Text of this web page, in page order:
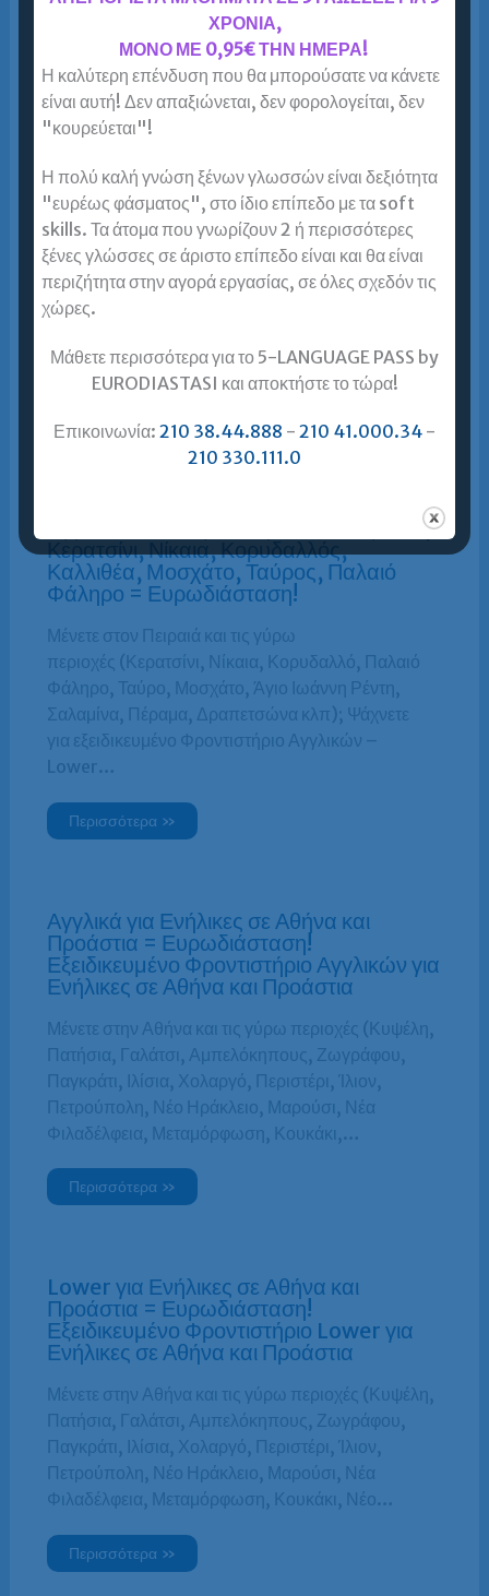
εξετάσεις Αγγλικών. Πάνω από ενήλικες έμαθαν
Αγγλικά στην…
Περισσότερα »
Μαθήματα Αγγλικών Online στην
Ευρωδιάσταση = επιτυχία στις εξετάσεις!
Νο1 διαδικτυακό φροντιστήριο Αγγλικών για
ενήλικες. Αγγλικά online στους ειδικούς στους
ενήλικες. Το να παρακολουθείς μαθήματα Αγγλικών
online στην Ευρωδιάσταση δεν διαφέρει σε τίποτα
από…
Περισσότερα »
Αγγλικά/Lower για Ενήλικες + Πειραιάς,
Κερατσίνι, Νίκαια, Κορυδαλλός,
Καλλιθέα, Μοσχάτο, Ταύρος, Παλαιό
Φάληρο = Ευρωδιάσταση!
Μένετε στον Πειραιά και τις γύρω
περιοχές (Κερατσίνι, Νίκαια, Κορυδαλλό, Παλαιό
Φάληρο, Ταύρο, Μοσχάτο, Άγιο Ιωάννη Ρέντη,
Σαλαμίνα, Πέραμα, Δραπετσώνα κλπ); Ψάχνετε
για εξειδικευμένο Φροντιστήριο Αγγλικών –
Lower…
Περισσότερα »
Αγγλικά για Ενήλικες σε Αθήνα και
Προάστια = Ευρωδιάσταση!
Εξειδικευμένο Φροντιστήριο Αγγλικών για
Ενήλικες σε Αθήνα και Προάστια
Μένετε στην Αθήνα και τις γύρω περιοχές (Κυψέλη,
Πατήσια, Γαλάτσι, Αμπελόκηπους, Ζωγράφου,
Παγκράτι, Ιλίσια, Χολαργό, Περιστέρι, Ίλιον,
Πετρούπολη, Νέο Ηράκλειο, Μαρούσι, Νέα
Φιλαδέλφεια, Μεταμόρφωση, Κουκάκι,…
Περισσότερα »
Lower για Ενήλικες σε Αθήνα και
Προάστια = Ευρωδιάσταση!
Εξειδικευμένο Φροντιστήριο Lower για
Ενήλικες σε Αθήνα και Προάστια
Μένετε στην Αθήνα και τις γύρω περιοχές (Κυψέλη,
Πατήσια, Γαλάτσι, Αμπελόκηπους, Ζωγράφου,
Παγκράτι, Ιλίσια, Χολαργό, Περιστέρι, Ίλιον,
Πετρούπολη, Νέο Ηράκλειο, Μαρούσι, Νέα
Φιλαδέλφεια, Μεταμόρφωση, Κουκάκι, Νέο…
Περισσότερα »
ΧΡΟΝΙΑ,
ΜΟΝΟ ΜΕ 0,95€ ΤΗΝ ΗΜΕΡΑ!
Η καλύτερη επένδυση που θα μπορούσατε να κάνετε
είναι αυτή! Δεν απαξιώνεται, δεν φορολογείται, δεν
"κουρεύεται"!
Η πολύ καλή γνώση ξένων γλωσσών είναι δεξιότητα
"ευρέως φάσματος", στο ίδιο επίπεδο με τα soft
skills. Τα άτομα που γνωρίζουν 2 ή περισσότερες
ξένες γλώσσες σε άριστο επίπεδο είναι και θα είναι
περιζήτητα στην αγορά εργασίας, σε όλες σχεδόν τις
χώρες.
Μάθετε περισσότερα για το 5-LANGUAGE PASS by
EURODIASTASI και αποκτήστε το τώρα!
Επικοινωνία: 210 38.44.888 - 210 41.000.34 -
210 330.111.0